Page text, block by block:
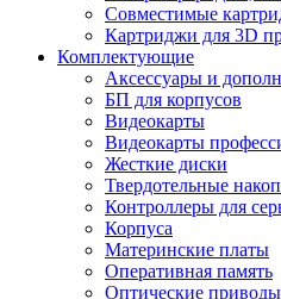
Совместимые
Картриджи для 3D
Комплектующие
Аксессуары и
БП для корпусов
Видеокарты
Видеокарты
Жесткие диски
Твердотельные
Контроллеры для
Корпуса
Материнские платы
Оперативная память
Оптические приводы